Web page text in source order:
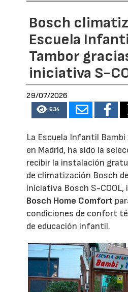
Bosch
Escuela
Tambor
iniciativa S-
29/07/2026
634
La Escuela Infantil Bambi
en Madrid, ha sido la
recibir la instalación
de climatización Bosch
iniciativa Bosch S-COOL,
Bosch Home Comfort
condiciones de confort
de educación infantil.